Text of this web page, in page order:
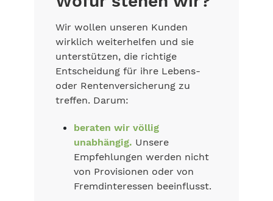
Wir wollen unseren Kunden
wirklich weiterhelfen und sie
unterstützen, die richtige
Entscheidung für ihre Lebens-
oder Rentenversicherung zu
treffen. Darum:
beraten wir völlig
unabhängig. Unsere
Empfehlungen werden nicht
von Provisionen oder von
Fremdinteressen beeinflusst.